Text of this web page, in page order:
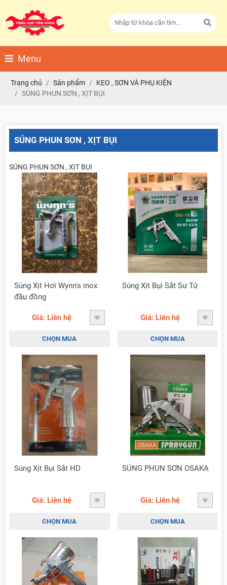
Menu
Trang chủ Sản phẩm
KEO , SƠN VÀ PHỤ KIỆN
SÚNG PHUN SƠN , XỊT BỤI
SÚNG PHUN SƠN , XỊT BỤI
SÚNG PHUN SƠN , XỊT BỤI
Súng Xịt Hơi Wynn's inox
đầu đồng
Giá: Liên hệ
CHỌN MUA
Súng Xịt Bụi Sắt Sư Tử
Giá: Liên hệ
CHỌN MUA
Súng Xịt Bụi Sắt HD
Giá: Liên hệ
CHỌN MUA
SÚNG PHUN SƠN OSAKA
Giá: Liên hệ
CHỌN MUA